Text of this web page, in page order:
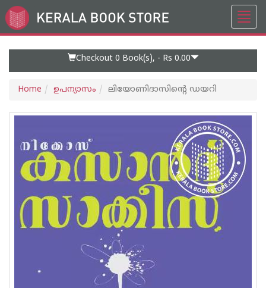
Go
to
Checkout 0 Book(s), - Rs 0.00
Home ഉപന്യാസം ലിയോണിദാസിന്റെ ഡയറി